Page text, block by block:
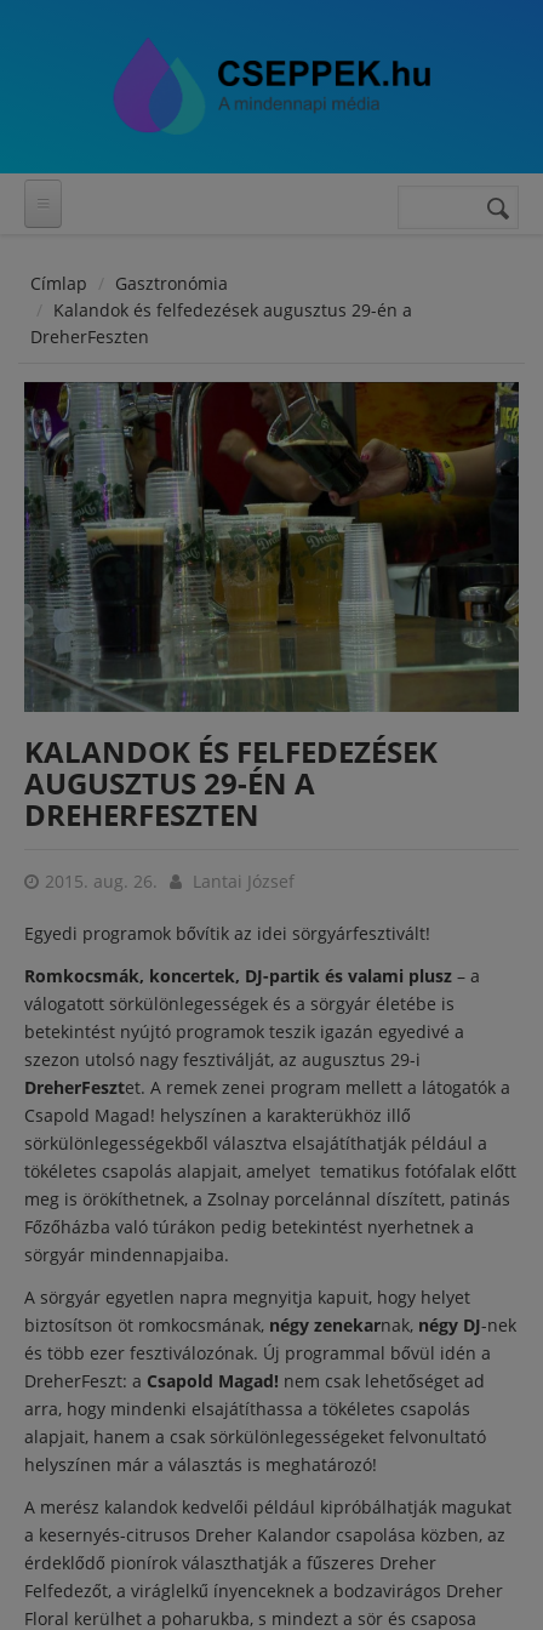
Keresés
Címlap
Gasztronómia
Kalandok és felfedezések augusztus 29-én a
DreherFeszten
KALANDOK ÉS FELFEDEZÉSEK
AUGUSZTUS 29-ÉN A
DREHERFESZTEN
2015. aug. 26. Lantai József
Egyedi programok bővítik az idei sörgyárfesztivált!
Romkocsmák, koncertek, DJ-partik és valami plusz – a
válogatott sörkülönlegességek és a sörgyár életébe is
betekintést nyújtó programok teszik igazán egyedivé a
szezon utolsó nagy fesztiválját, az augusztus 29-i
DreherFesztet. A remek zenei program mellett a látogatók a
Csapold Magad! helyszínen a karakterükhöz illő
sörkülönlegességekből választva elsajátíthatják például a
tökéletes csapolás alapjait, amelyet tematikus fotófalak előtt
meg is örökíthetnek, a Zsolnay porcelánnal díszített, patinás
Főzőházba való túrákon pedig betekintést nyerhetnek a
sörgyár mindennapjaiba.
A sörgyár egyetlen napra megnyitja kapuit, hogy helyet
biztosítson öt romkocsmának, négy zenekarnak, négy DJ-nek
és több ezer fesztiválozónak. Új programmal bővül idén a
DreherFeszt: a Csapold Magad! nem csak lehetőséget ad
arra, hogy mindenki elsajátíthassa a tökéletes csapolás
alapjait, hanem a csak sörkülönlegességeket felvonultató
helyszínen már a választás is meghatározó!
A merész kalandok kedvelői például kipróbálhatják magukat
a kesernyés-citrusos Dreher Kalandor csapolása közben, az
érdeklődő pionírok választhatják a fűszeres Dreher
Felfedezőt, a viráglelkű ínyenceknek a bodzavirágos Dreher
Floral kerülhet a poharukba, s mindezt a sör és csaposa